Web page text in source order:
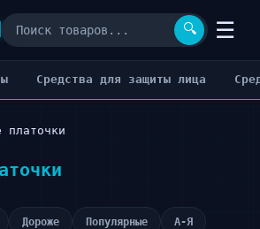
🔍 ☰
Cредства для защиты лица
платочки
Дороже Популярные А-Я